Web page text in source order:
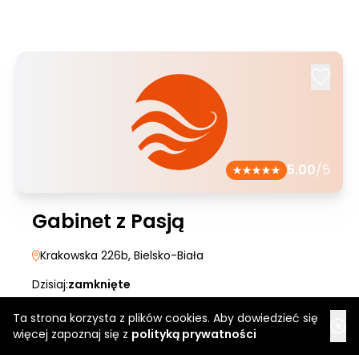
Ta strona korzysta z plików cookies. Aby dowiedzieć się
więcej zapoznaj się z polityką prywatności
5.00/5
Gabinet z Pasją
Krakowska 226b, Bielsko-Biała
Dzisiaj:zamknięte